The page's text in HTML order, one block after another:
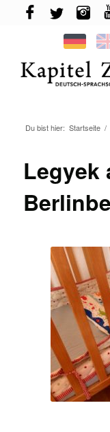
Melde
Deutsch
TELC &
Leben in
Du bist hier: Startseite /
Legyek